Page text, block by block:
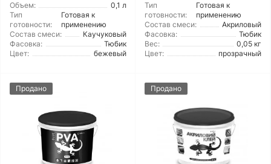
Объем:
0,1 л
Тип
готовности:
Готовая к
применению
Состав смеси:
Каучуковый
Фасовка:
Тюбик
Цвет:
бежевый
Тип
готовности:
Готовая к
применению
Состав смеси:
Акриловый
Фасовка:
Тюбик
Вес:
0,05 кг
Цвет:
прозрачный
Продано Продано